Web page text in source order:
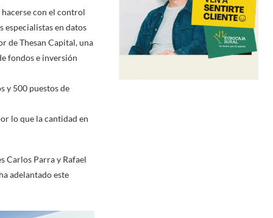
con el control
especialistas en datos
de Thesan Capital, una
fondos e inversión
y 500 puestos de
lo que la cantidad en
Carlos Parra y Rafael
adelantado este